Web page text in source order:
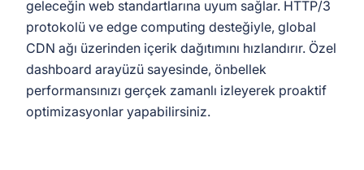
geleceğin web standartlarına uyum sağlar. HTTP/3
protokolü ve edge computing desteğiyle, global
CDN ağı üzerinden içerik dağıtımını hızlandırır. Özel
dashboard arayüzü sayesinde, önbellek
performansınızı gerçek zamanlı izleyerek proaktif
optimizasyonlar yapabilirsiniz.